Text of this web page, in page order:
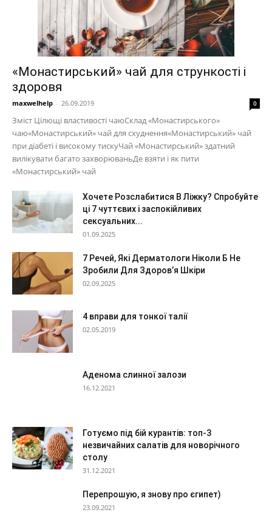
«Монастирський» чай для стрункості і
здоровя
maxwelhelp - 26.09.2019 0
Зміст Цілющі властивості чаюСклад «Монастирського»
чаю«Монастирський» чай для схуднення«Монастирський» чай
при діабеті і високому тискуЧай «Монастирський» здатний
вилікувати багато захворюваньДе взяти і як пити
«Монастирський» чай
Хочете Розслабитися В Ліжку? Спробуйте
ці 7 чуттєвих і заспокійливих
сексуальних...
01.09.2025
7 Речей, Які Дерматологи Ніколи Б Не
Зробили Для Здоров’я Шкіри
02.09.2025
4 вправи для тонкої талії
02.05.2019
Аденома слинної залози
16.12.2021
Готуємо під бій курантів: топ-3
незвичайних салатів для новорічного
столу
31.12.2021
Перепрошую, я знову про єгипет)
23.09.2021